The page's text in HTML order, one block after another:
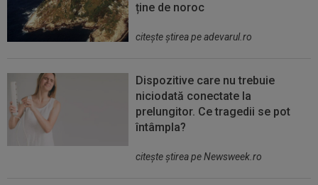
ține de noroc
citeşte ştirea pe adevarul.ro
Dispozitive care nu trebuie
niciodată conectate la
prelungitor. Ce tragedii se pot
întâmpla?
citeşte ştirea pe Newsweek.ro